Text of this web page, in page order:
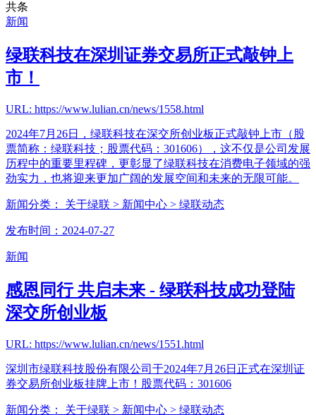
共条
新闻
绿联科技在深圳证券交易所正式敲钟上
市！
URL: https://www.lulian.cn/news/1558.html
2024年7月26日，绿联科技在深交所创业板正式敲钟上市（股
票简称：绿联科技；股票代码：301606），这不仅是公司发展
历程中的重要里程碑，更彰显了绿联科技在消费电子领域的强
劲实力，也将迎来更加广阔的发展空间和未来的无限可能。
新闻分类： 关于绿联 > 新闻中心 > 绿联动态
发布时间：2024-07-27
新闻
感恩同行 共启未来 - 绿联科技成功登陆
深交所创业板
URL: https://www.lulian.cn/news/1551.html
深圳市绿联科技股份有限公司于2024年7月26日正式在深圳证
券交易所创业板挂牌上市！股票代码：301606
新闻分类： 关于绿联 > 新闻中心 > 绿联动态